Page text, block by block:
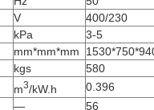
V
400/230
kPa
3-5
mm*mm*mm
kgs
580
m3/kW.h
0.396
—
56